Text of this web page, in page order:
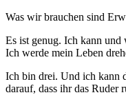
Was wir brauchen sind
Es ist genug. Ich kann
Ich werde mein Leben
Ich bin drei. Und ich kann
darauf, dass ihr das Ruder